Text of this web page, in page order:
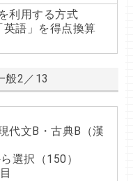
利用する方式
英語」を得点換算
般2／13
代文B・古典B（漢
選択（150）